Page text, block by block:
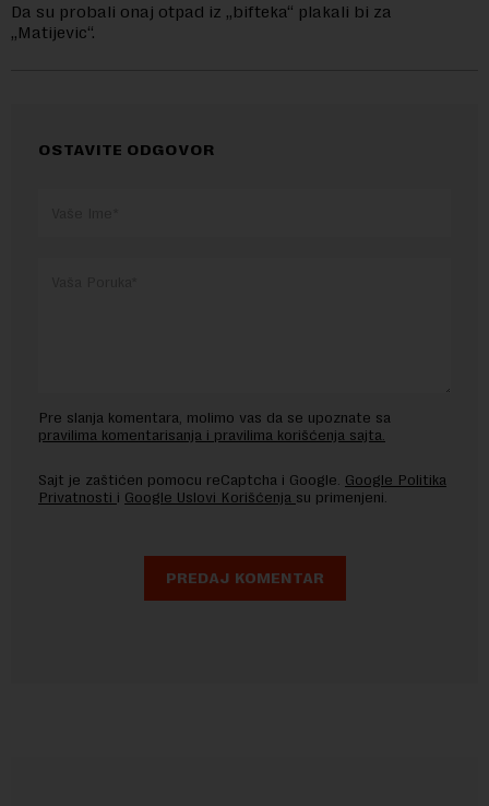
Da su probali onaj otpad iz „bifteka“ plakali bi za
„Matijevic“.
OSTAVITE ODGOVOR
Pre slanja komentara, molimo vas da se upoznate sa
pravilima komentarisanja i pravilima korišćenja sajta.
Sajt je zaštićen pomocu reCaptcha i Google. Google Politika
Privatnosti i Google Uslovi Korišćenja su primenjeni.